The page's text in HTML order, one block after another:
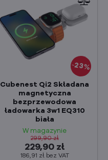
23%
Cubenest Qi2 Składana
magnetyczna
bezprzewodowa
ładowarka 3w1 EQ310
biała
W magazynie
229,90 zł
186,91 zł bez VAT
299,90 zł